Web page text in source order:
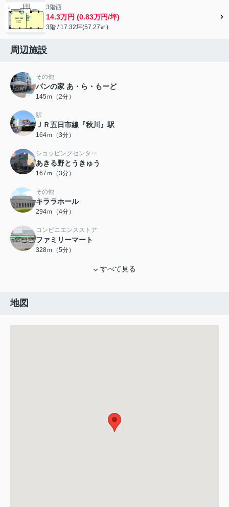
3階西
14.3万円 (0.83万円/坪)
3階 / 17.32坪(57.27㎡)
周辺施設
その他
パンの家 あ・ら・もーど
145ｍ（2分）
駅
ＪＲ五日市線『秋川』駅
164ｍ（3分）
ショッピングセンター
あきる野とうきゅう
167ｍ（3分）
その他
キララホール
294ｍ（4分）
コンビニエンスストア
ファミリーマート
328ｍ（5分）
すべて見る
地図